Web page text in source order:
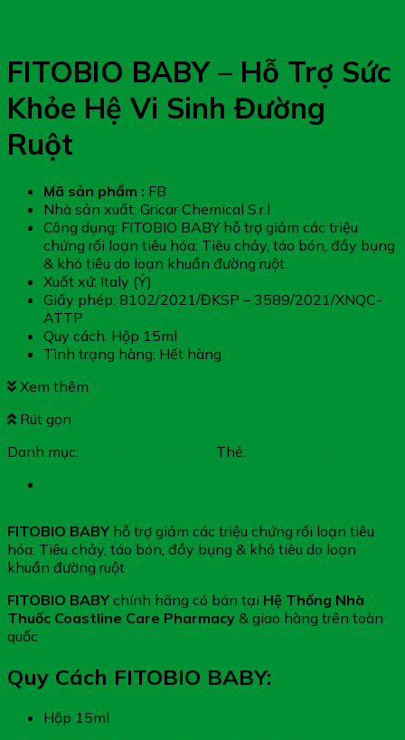
FITOBIO BABY – Hỗ Trợ Sức
Khỏe Hệ Vi Sinh Đường
Ruột
Mã sản phẩm : FB
Nhà sản xuất: Gricar Chemical S.r.l
Công dụng: FITOBIO BABY hỗ trợ giảm các triệu
chứng rối loạn tiêu hóa: Tiêu chảy, táo bón, đầy bụng
& khó tiêu do loạn khuẩn đường ruột
Xuất xứ: Italy (Ý)
Giấy phép: 8102/2021/ĐKSP – 3589/2021/XNQC-
ATTP
Quy cách: Hộp 15ml
Tình trạng hàng: Hết hàng
Xem thêm
Rút gọn
Danh mục:
Thẻ:
FITOBIO BABY hỗ trợ giảm các triệu chứng rối loạn tiêu
hóa: Tiêu chảy, táo bón, đầy bụng & khó tiêu do loạn
khuẩn đường ruột
FITOBIO BABY chính hãng có bán tại Hệ Thống Nhà
Thuốc Coastline Care Pharmacy & giao hàng trên toàn
quốc
Quy Cách FITOBIO BABY:
Hộp 15ml